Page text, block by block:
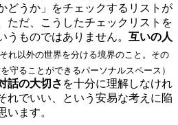
どうか」をチェックするリストが
ただ、こうしたチェックリストを
ものではありません。 互いの人
それ以外の世界を分ける境界のこと。その
守ることができるパーソナルスペース）
話の大切さ を十分に理解しなけれ
れでいい、という安易な考えに陥
います。